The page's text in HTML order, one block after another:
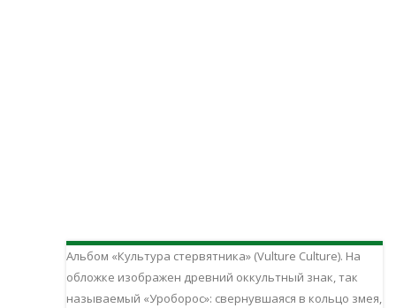
Альбом «Культура стервятника» (Vulture Culture). На
обложке изображен древний оккультный знак, так
называемый «Уроборос»: свернувшаяся в кольцо змея,